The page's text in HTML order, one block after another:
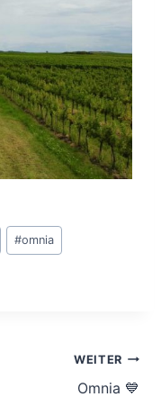
#omnia
WEITER
Omnia 💙